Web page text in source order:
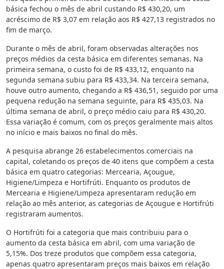
básica fechou o mês de abril custando R$ 430,20, um
acréscimo de R$ 3,07 em relação aos R$ 427,13 registrados no
fim de março.
Durante o mês de abril, foram observadas alterações nos
preços médios da cesta básica em diferentes semanas. Na
primeira semana, o custo foi de R$ 433,12, enquanto na
segunda semana subiu para R$ 433,34. Na terceira semana,
houve outro aumento, chegando a R$ 436,51, seguido por uma
pequena redução na semana seguinte, para R$ 435,03. Na
última semana de abril, o preço médio caiu para R$ 430,20.
Essa variação é comum, com os preços geralmente mais altos
no início e mais baixos no final do mês.
A pesquisa abrange 26 estabelecimentos comerciais na
capital, coletando os preços de 40 itens que compõem a cesta
básica em quatro categorias: Mercearia, Açougue,
Higiene/Limpeza e Hortifrúti. Enquanto os produtos de
Mercearia e Higiene/Limpeza apresentaram redução em
relação ao mês anterior, as categorias de Açougue e Hortifrúti
registraram aumentos.
O Hortifrúti foi a categoria que mais contribuiu para o
aumento da cesta básica em abril, com uma variação de
5,15%. Dos treze produtos que compõem essa categoria,
apenas quatro apresentaram preços mais baixos em relação